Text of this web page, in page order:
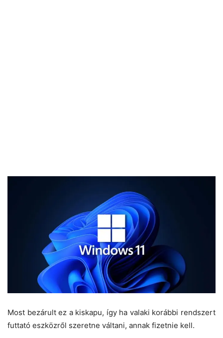
Most bezárult ez a kiskapu, így ha valaki korábbi rendszert
futtató eszközről szeretne váltani, annak fizetnie kell.